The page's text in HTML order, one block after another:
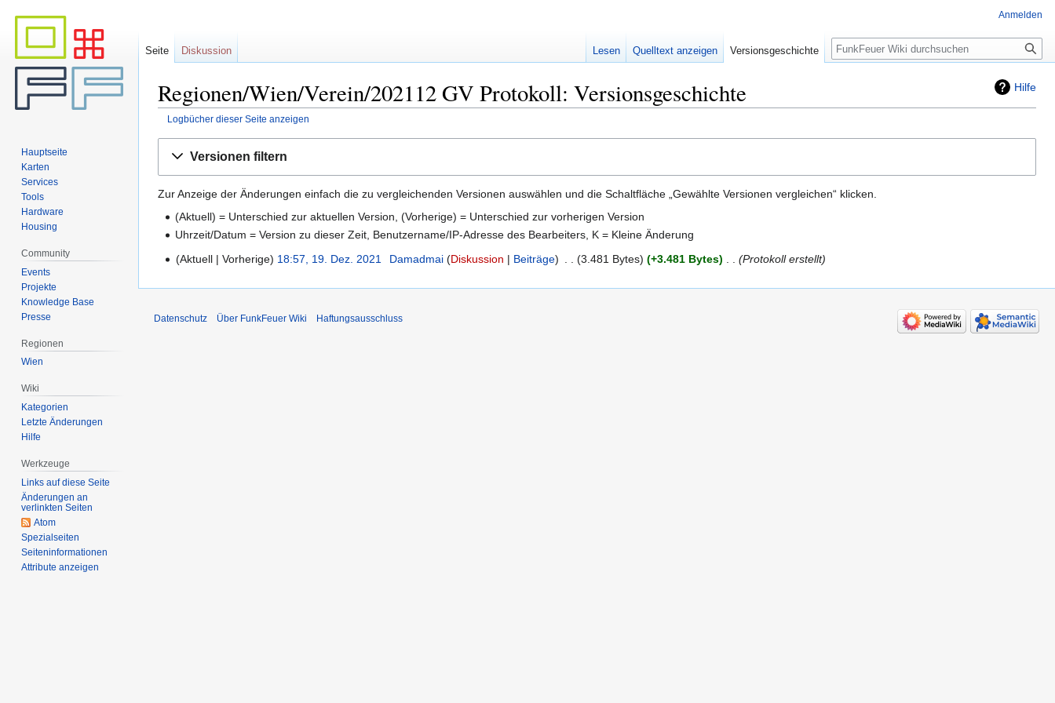
Hilfe
Regionen/Wien/Verein/202112 GV Protokoll: Versionsgeschichte
Logbücher dieser Seite anzeigen
Navigation
Suche
Versionen filtern
Zur Anzeige der Änderungen einfach die zu vergleichenden Versionen auswählen und die Schaltfläche „Gewählte Versionen vergleichen“ klicken.
(Aktuell) = Unterschied zur aktuellen Version, (Vorherige) = Unterschied zur vorherigen Version
Uhrzeit/Datum = Version zu dieser Zeit, Benutzername/IP-Adresse des Bearbeiters, K = Kleine Änderung
Aktuell
Vorherige 18:57, 19. Dez. 2021 Damadmai Diskussion Beiträge 3.481 Bytes +3.481 Bytes Protokoll erstellt
Anmelden
Seite Diskussion Lesen Quelltext anzeigen Versionsgeschichte
Suche
Hauptseite
Karten
Services
Tools
Hardware
Housing
Community
Events
Projekte
Knowledge Base
Presse
Regionen
Wien
Wiki
Kategorien
Letzte Änderungen
Hilfe
Werkzeuge
Links auf diese Seite
Änderungen an
verlinkten Seiten
Atom
Spezialseiten
Seiten­informationen
Attribute anzeigen
Datenschutz Über FunkFeuer Wiki Haftungsausschluss